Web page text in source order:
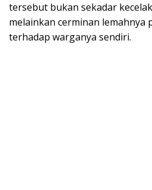
tersebut bukan sekadar
melainkan cerminan lemahnya
terhadap warganya sendiri.